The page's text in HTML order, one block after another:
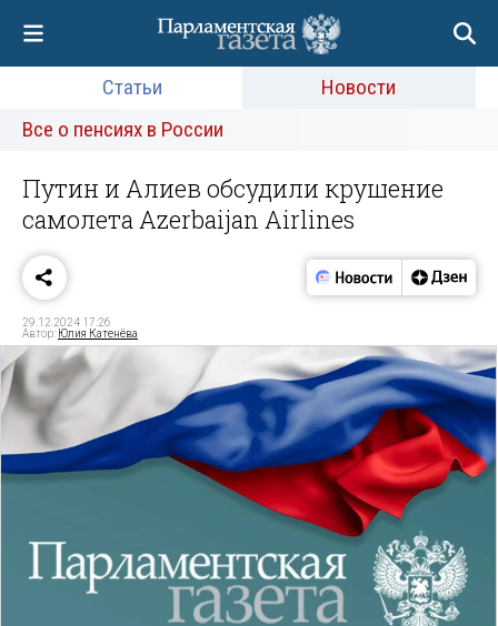
Статьи
Новости
Все о пенсиях в России
Путин и Алиев обсудили крушение
самолета Azerbaijan Airlines
29.12.2024 17:26
Автор: Юлия Катенёва